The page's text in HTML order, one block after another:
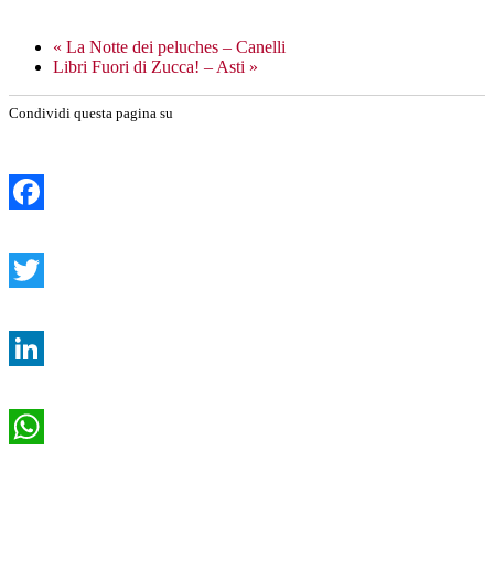
« La Notte dei peluches – Canelli
Libri Fuori di Zucca! – Asti »
Condividi questa pagina su